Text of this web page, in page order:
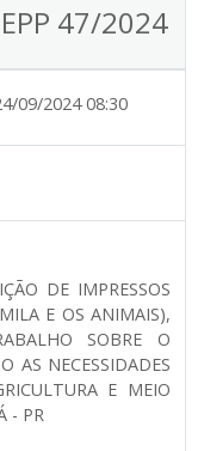
47/2024
09/2024 08:30
DE IMPRESSOS
E OS ANIMAIS),
SOBRE O
AS NECESSIDADES
E MEIO
- PR